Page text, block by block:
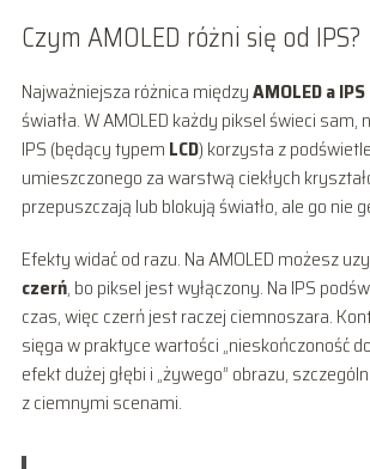
Czym AMOLED różni się od IPS?
Najważniejsza różnica międzyAMOLED a IPS
światła. W AMOLED każdy piksel świeci
IPS (będący typem LCD) korzysta z
umieszczonego za warstwą ciekłych
przepuszczają lub blokują światło, ale go nie
Efekty widać od razu. Na AMOLED możesz
czerń, bo piksel jest wyłączony. Na IPS
czas, więc czerń jest raczej ciemnoszara.
sięga w praktyce wartości „nieskończoność
efekt dużej głębi i „żywego” obrazu,
z ciemnymi scenami.